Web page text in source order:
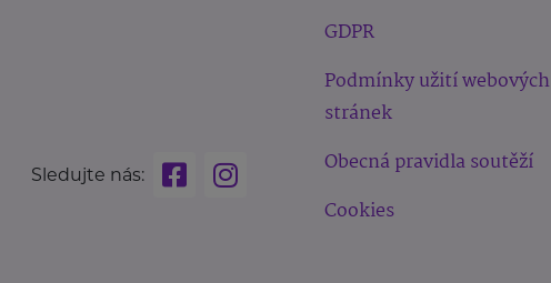
Sledujte nás:
GDPR
Podmínky užití webových
stránek
Obecná pravidla soutěží
Cookies